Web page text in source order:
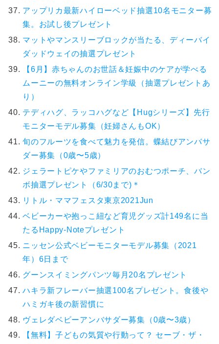
アップリカ最新ハイローベッド抽選10名モニター募
集。お試し後プレゼント
マットやマンスリーブロックが当たる、ディーバイ
ダッドウェイの抽選プレゼント
【6月】赤ちゃんのお世話＆妊娠中のケアが学べる
ムーニーの無料オンライン学級（抽選プレゼントあ
り）
テディハグ、ラッコハグなど【Hugシリーズ】先行
モニターモデル募集（妊婦さんもOK）
旬のフルーツを食べて魅力を発信。蝶結びアンバサ
ダー募集（0歳〜5歳）
ジェラートピケやファミリアのおむつポーチ、バン
ボ抽選プレゼント（6/30まで)＊
リトル・ママフェスタ東京2021Jun
ベビーカーや抱っこ紐など育児グッズ計149名に当
たるHappy-Noteプレゼント
ニッセン公式ベビーモニターモデル募集（2021
年）6日まで
グーンスイミングパンツ毎月20名プレゼント
ハキラ新フレーバー抽選100名プレゼント。食後や
ハミガキ後の新習慣に
ヴェレダベビーアンバサダー募集（0歳〜3歳）
【無料】子どもの気質や行動って？ セーブ・ザ・